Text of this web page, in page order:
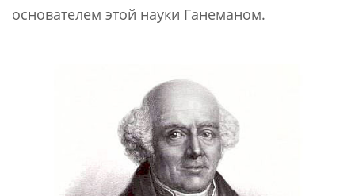
основателем этой науки Ганеманом.